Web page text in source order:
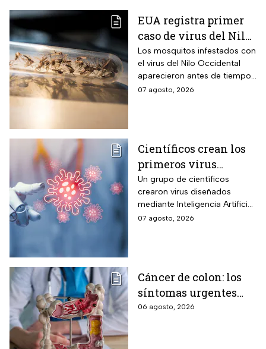
EUA registra primer
caso de virus del Nilo
Occidental de 2026
Los mosquitos infestados con
el virus del Nilo Occidental
aparecieron antes de tiempo
en EUA; ya se registró el
07 agosto, 2026
Científicos crean los
primeros virus
diseñados por la IA,
¿son peligrosos para
los humanos?
Un grupo de científicos
crearon virus diseñados
mediante Inteligencia Artificial
pero se han encendido las
07 agosto, 2026
Cáncer de colon: los
síntomas urgentes
que te advierten que
06 agosto, 2026